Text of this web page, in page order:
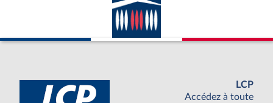
LCP
Accédez à toute